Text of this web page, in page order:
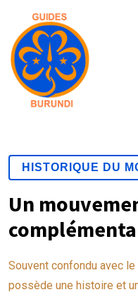
HISTORIQUE DU
Un
Souvent confondu avec
possède une histoire et